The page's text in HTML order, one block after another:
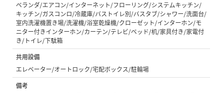
ベランダ/エアコン/インターネット/フローリング/システムキッチン/
キッチン/ガスコンロ/冷蔵庫/バストイレ別/バスタブ/シャワー/洗面台/
室内洗濯機置き場/洗濯機/浴室乾燥機/クローゼット/インターホン/モ
ニター付きインターホン/カーテン/テレビ/ベッド/机/家具付き/家電付
き/トイレ/下駄箱
共用設備
エレベーター/オートロック/宅配ボックス/駐輪場
備考